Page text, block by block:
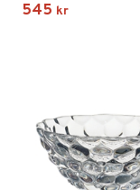
545 kr